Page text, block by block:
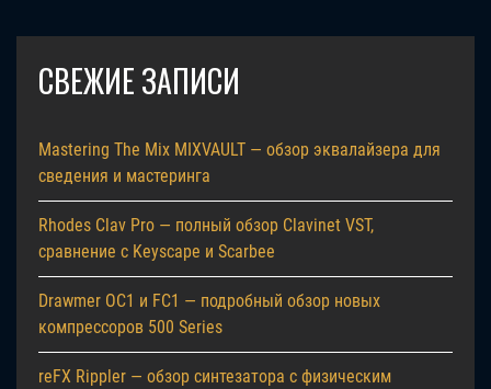
СВЕЖИЕ ЗАПИСИ
Mastering The Mix MIXVAULT — обзор эквалайзера для
сведения и мастеринга
Rhodes Clav Pro — полный обзор Clavinet VST,
сравнение с Keyscape и Scarbee
Drawmer OC1 и FC1 — подробный обзор новых
компрессоров 500 Series
reFX Rippler — обзор синтезатора с физическим